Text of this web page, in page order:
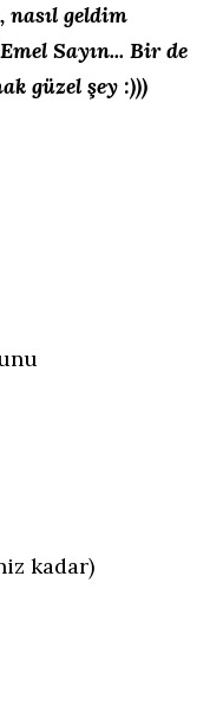
geldim
Sayın... Bir de
güzel şey :)))
kadar)